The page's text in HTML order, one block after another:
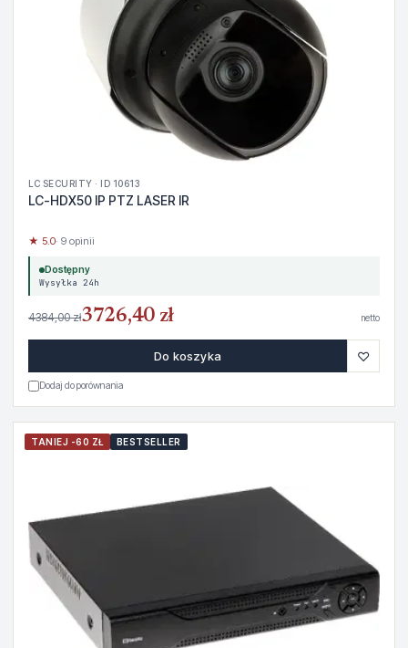
LC SECURITY · ID 10613
LC-HDX50 IP PTZ LASER IR
★ 5.0· 9 opinii
Dostępny
Wysyłka 24h
4384,00 zł3726,40 zł netto
Do koszyka ♡
Dodaj do porównania
TANIEJ -60 ZŁ BESTSELLER